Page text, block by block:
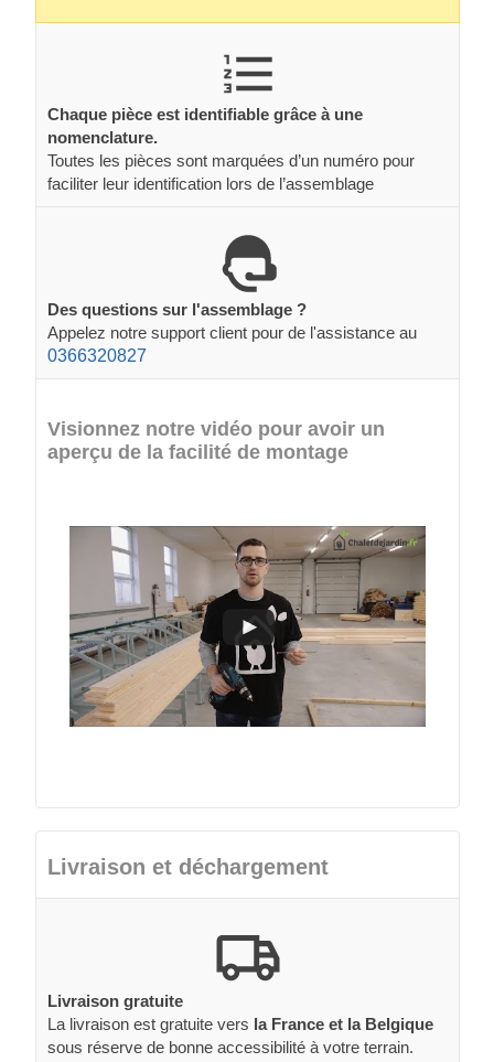
Chaque pièce est identifiable grâce à une
nomenclature.
Toutes les pièces sont marquées d’un numéro pour
faciliter leur identification lors de l’assemblage
Des questions sur l'assemblage ?
Appelez notre support client pour de l'assistance au
0366320827
Visionnez notre vidéo pour avoir un
aperçu de la facilité de montage
Livraison et déchargement
Livraison gratuite
La livraison est gratuite vers la France et la Belgique
sous réserve de bonne accessibilité à votre terrain.